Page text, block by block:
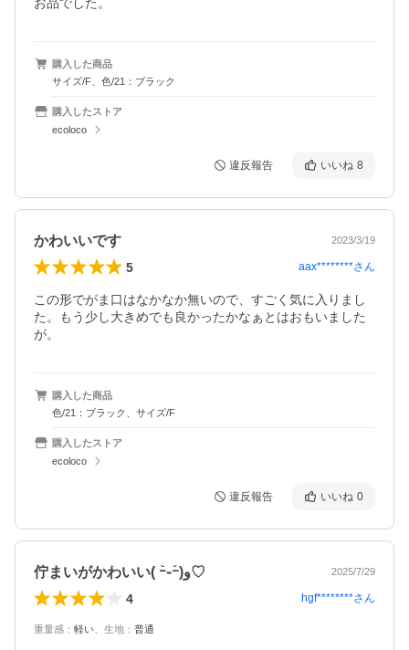
購入した商品
サイズ/F、色/21：ブラック
購入したストア
ecoloco
違反報告 いいね 8
かわいいです 2023/3/19
5 aax********さん
この形でがま口はなかなか無いので、すごく気に入りまし
た。もう少し大きめでも良かったかなぁとはおもいました
が。
購入した商品
色/21：ブラック、サイズ/F
購入したストア
ecoloco
違反報告 いいね 0
佇まいがかわいい( ｰ̀֊ｰ́)و♡ 2025/7/29
4 hgf********さん
重量感 ： 軽い 生地 ： 普通